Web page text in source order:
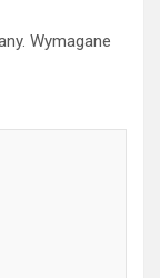
Wymagane